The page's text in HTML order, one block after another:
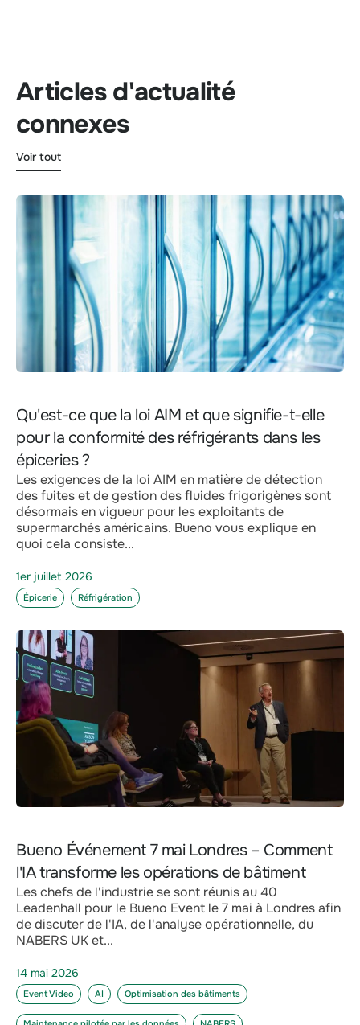
Articles d'actualité
connexes
Voir tout
Qu'est-ce que la loi AIM et que signifie-t-elle
pour la conformité des réfrigérants dans les
épiceries ?
Les exigences de la loi AIM en matière de détection
des fuites et de gestion des fluides frigorigènes sont
désormais en vigueur pour les exploitants de
supermarchés américains. Bueno vous explique en
quoi cela consiste...
1er juillet 2026
Épicerie Réfrigération
Bueno Événement 7 mai Londres – Comment
l'IA transforme les opérations de bâtiment
Les chefs de l'industrie se sont réunis au 40
Leadenhall pour le Bueno Event le 7 mai à Londres afin
de discuter de l'IA, de l'analyse opérationnelle, du
NABERS UK et...
14 mai 2026
Event Video AI Optimisation des bâtiments